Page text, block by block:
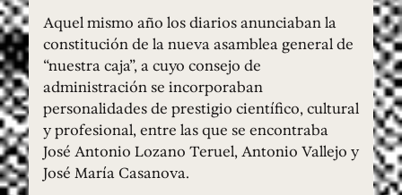
Aquel mismo año los diarios anunciaban la
constitución de la nueva asamblea general de
“nuestra caja”, a cuyo consejo de
administración se incorporaban
personalidades de prestigio científico, cultural
y profesional, entre las que se encontraba
José Antonio Lozano Teruel, Antonio Vallejo y
José María Casanova.